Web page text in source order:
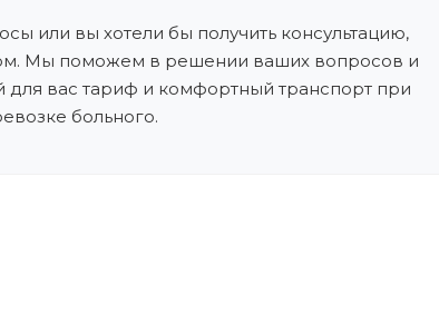
или вы хотели бы получить консультацию,
Мы поможем в решении ваших вопросов и
вас тариф и комфортный транспорт при
больного.